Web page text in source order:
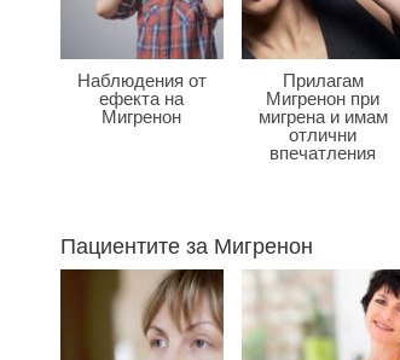
Наблюдения от
ефекта на
Мигренон
Прилагам
Мигренон при
мигрена и имам
отлични
впечатления
Пациентите за Мигренон